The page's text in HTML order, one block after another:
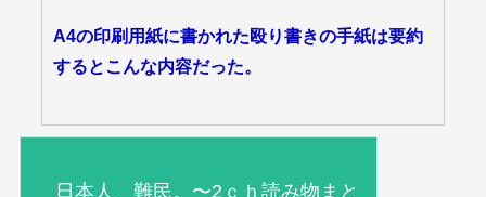
A4の印刷用紙に書かれた殴り書きの手紙は要約
するとこんな内容だった。